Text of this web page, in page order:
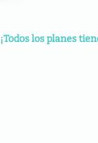
¡Todos los planes